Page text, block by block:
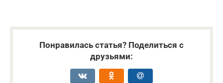
Понравилась статья? Поделиться с
друзьями: